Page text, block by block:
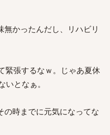
ったんだし、リハビリ
するなｗ。じゃあ夏休
となぁ。
までに元気になってな